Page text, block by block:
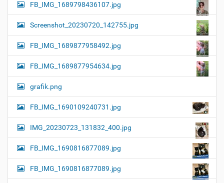
FB_IMG_1689798436107.jpg
Screenshot_20230720_142755.jpg
FB_IMG_1689877958492.jpg
FB_IMG_1689877954634.jpg
grafik.png
FB_IMG_1690109240731.jpg
IMG_20230723_131832_400.jpg
FB_IMG_1690816877089.jpg
FB_IMG_1690816877089.jpg